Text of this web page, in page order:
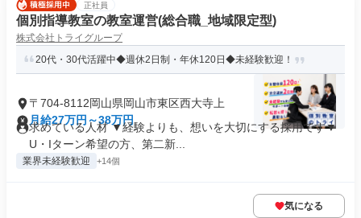
正社員
個別指導教室の教室運営(総合職_地域限定型)
株式会社トライグループ
20代・30代活躍中◆週休2日制・年休120日◆未経験歓迎！
〒704-8112岡山県岡山市東区西大寺上
月給27万円～38万円
求めている人材 ▼経験よりも、想いを大切にする採用です▼
U・Iターン希望の方、第二新...
業界未経験歓迎 +14個
気になる